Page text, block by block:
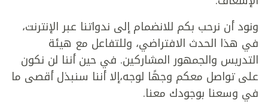
ونود أن نرحب بكم للانضمام إلى ندواتنا عبر الإنترنت،
في هذا الحدث الافتراضي، وللتفاعل مع هيئة
التدريس والجمهور المشاركين. في حين أننا لن نكون
على تواصل معكم وجهًا لوجه،إلا أننا سنبذل أقصى ما
في وسعنا بوجودك معنا.